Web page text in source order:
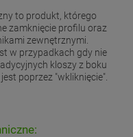
to produkt, którego
zamknięcie profilu oraz
zewnętrznymi.
w przypadkach gdy nie
kloszy z boku
poprzez "wkliknięcie".